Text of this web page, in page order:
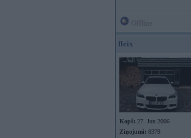
fleix
Kopš: 27. Jun 2006
Ziņojumi: 8379